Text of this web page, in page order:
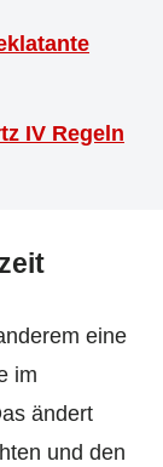
IV Regeln
eine
im
ändert
und den